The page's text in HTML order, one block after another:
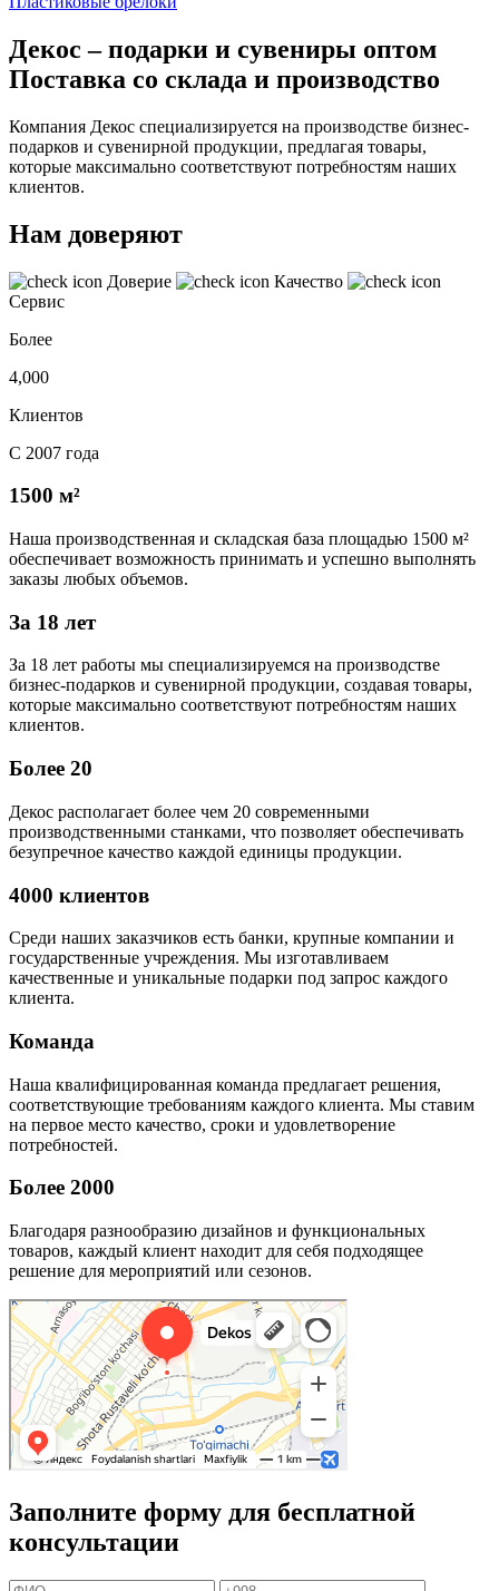
Декос – подарки и сувениры оптом
Поставка со склада и производство
Компания Декос специализируется на производстве бизнес-
подарков и сувенирной продукции, предлагая товары,
которые максимально соответствуют потребностям наших
клиентов.
Нам доверяют
Доверие
Качество
Сервис
Более
4,000
Клиентов
С 2007 года
1500 м²
Наша производственная и складская база площадью 1500 м²
обеспечивает возможность принимать и успешно выполнять
заказы любых объемов.
За 18 лет
За 18 лет работы мы специализируемся на производстве
бизнес-подарков и сувенирной продукции, создавая товары,
которые максимально соответствуют потребностям наших
клиентов.
Более 20
Декос располагает более чем 20 современными
производственными станками, что позволяет обеспечивать
безупречное качество каждой единицы продукции.
4000 клиентов
Среди наших заказчиков есть банки, крупные компании и
государственные учреждения. Мы изготавливаем
качественные и уникальные подарки под запрос каждого
клиента.
Команда
Наша квалифицированная команда предлагает решения,
соответствующие требованиям каждого клиента. Мы ставим
на первое место качество, сроки и удовлетворение
потребностей.
Более 2000
Благодаря разнообразию дизайнов и функциональных
товаров, каждый клиент находит для себя подходящее
решение для мероприятий или сезонов.
Заполните форму для бесплатной
консультации